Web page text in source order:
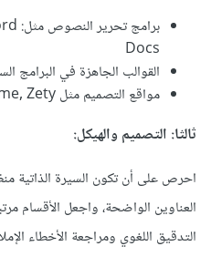
Docs
القوالب الجاهزة في البرامج
مواقع التصميم مثل Canva, Novoresume, Zety
ثالثا: التصميم والهيكل:
احرص على أن تكون السيرة الذاتية
العناوين الواضحة، واجعل الأقسام
التدقيق اللغوي ومراجعة الأخطاء